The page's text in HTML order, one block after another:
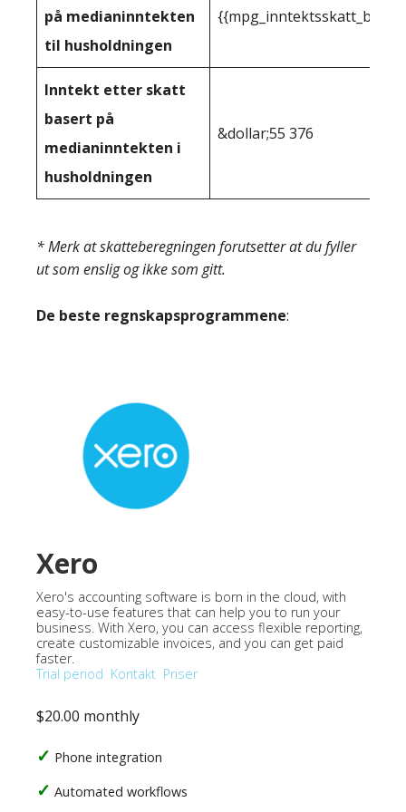
på medianinntekten
til husholdningen
Inntekt etter skatt
basert på
medianinntekten i
husholdningen
&dollar;55 376
* Merk at skatteberegningen forutsetter at du fyller
ut som enslig og ikke som gitt.
De beste regnskapsprogrammene:
Xero
Xero's accounting software is born in the cloud, with
easy-to-use features that can help you to run your
business. With Xero, you can access flexible reporting,
create customizable invoices, and you can get paid
faster.
Trial period Kontakt Priser
$20.00 monthly
Phone integration
Automated workflows